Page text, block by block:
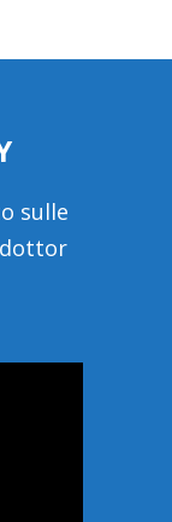
sulle